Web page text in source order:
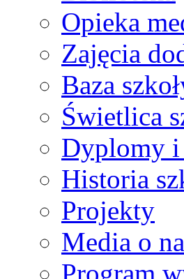
Opieka
Zajęcia
Baza
Świetlica
Dyplomy
Historia
Projekty
Media o